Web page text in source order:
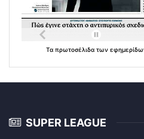
Τα πρωτοσέλιδα των
SUPER LEAGUE